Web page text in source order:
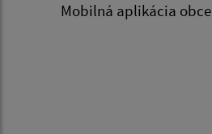
Mobilná aplikácia obce